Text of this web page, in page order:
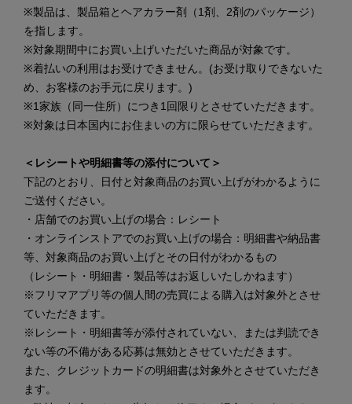
※製品は、製品箱とヘアカラー剤（1剤、2剤のパッケージ）
を指します。
※対象期間中にお買い上げいただいた商品が対象です。
※着払いの利用はお受けできません。(お受け取りできないた
め、お客様のお手元に戻ります。)
※1家族（同一住所）につき1回限りとさせていただきます。
※対象は日本国内にお住まいの方に限らせていただきます。
＜レシートや明細書等の添付について＞
下記のとおり、日付と対象商品のお買い上げがわかるように
ご送付ください。
・店舗でのお買い上げの場合：レシート
・オンラインストアでのお買い上げの場合：明細書や納品書
等、対象商品のお買い上げとその日付がわかるもの
（レシート・明細書・製品等はお返しいたしかねます）
※フリマアプリ等の個人間の売買による購入は対象外とさせ
ていただきます。
※レシート・明細書等が添付されていない、または判読でき
ない等の不備がある応募は無効とさせていただきます。
また、クレジットカードの明細書は対象外とさせていただき
ます。